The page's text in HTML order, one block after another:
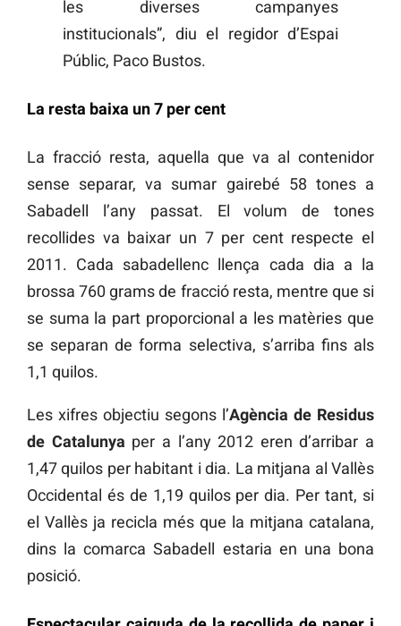
les diverses campanyes
institucionals”, diu el regidor d’Espai
Públic, Paco Bustos.
La resta baixa un 7 per cent
La fracció resta, aquella que va al contenidor
sense separar, va sumar gairebé 58 tones a
Sabadell l’any passat. El volum de tones
recollides va baixar un 7 per cent respecte el
2011. Cada sabadellenc llença cada dia a la
brossa 760 grams de fracció resta, mentre que si
se suma la part proporcional a les matèries que
se separan de forma selectiva, s’arriba fins als
1,1 quilos.
Les xifres objectiu segons l’Agència de Residus
de Catalunya per a l’any 2012 eren d’arribar a
1,47 quilos per habitant i dia. La mitjana al Vallès
Occidental és de 1,19 quilos per dia. Per tant, si
el Vallès ja recicla més que la mitjana catalana,
dins la comarca Sabadell estaria en una bona
posició.